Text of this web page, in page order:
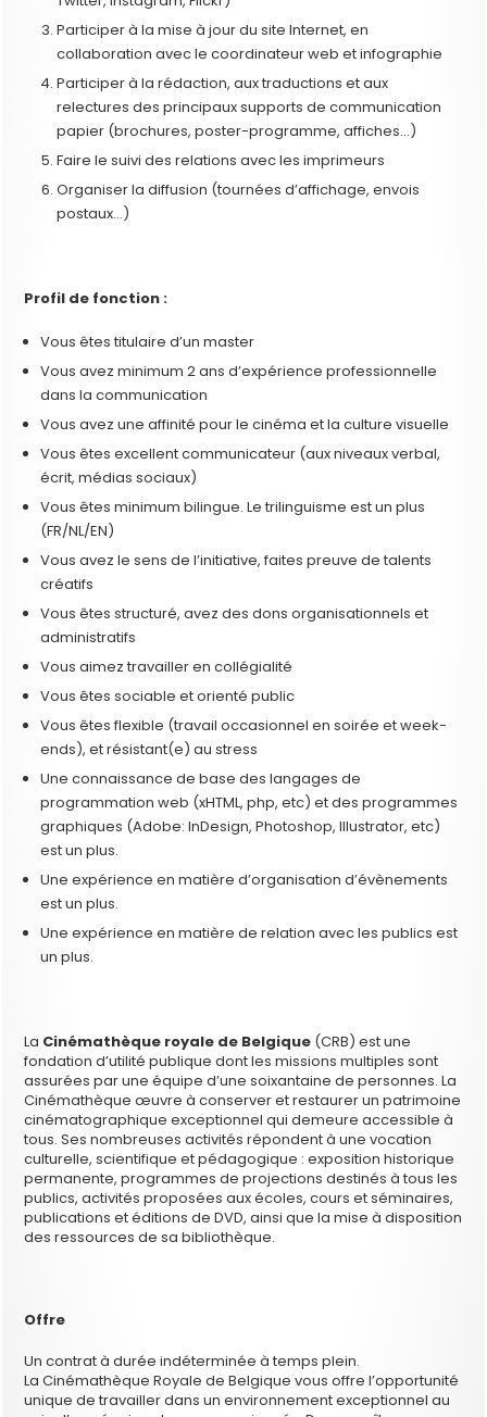
Participer à la mise à jour du site Internet, en
collaboration avec le coordinateur web et infographie
Participer à la rédaction, aux traductions et aux
relectures des principaux supports de communication
papier (brochures, poster-programme, affiches…)
Faire le suivi des relations avec les imprimeurs
Organiser la diffusion (tournées d’affichage, envois
postaux…)
Profil de fonction :
Vous êtes titulaire d’un master
Vous avez minimum 2 ans d’expérience professionnelle
dans la communication
Vous avez une affinité pour le cinéma et la culture visuelle
Vous êtes excellent communicateur (aux niveaux verbal,
écrit, médias sociaux)
Vous êtes minimum bilingue. Le trilinguisme est un plus
(FR/NL/EN)
Vous avez le sens de l’initiative, faites preuve de talents
créatifs
Vous êtes structuré, avez des dons organisationnels et
administratifs
Vous aimez travailler en collégialité
Vous êtes sociable et orienté public
Vous êtes flexible (travail occasionnel en soirée et week-
ends), et résistant(e) au stress
Une connaissance de base des langages de
programmation web (xHTML, php, etc) et des programmes
graphiques (Adobe: InDesign, Photoshop, Illustrator, etc)
est un plus.
Une expérience en matière d’organisation d’évènements
est un plus.
Une expérience en matière de relation avec les publics est
un plus.
La Cinémathèque royale de Belgique (CRB) est une
fondation d’utilité publique dont les missions multiples sont
assurées par une équipe d’une soixantaine de personnes. La
Cinémathèque œuvre à conserver et restaurer un patrimoine
cinématographique exceptionnel qui demeure accessible à
tous. Ses nombreuses activités répondent à une vocation
culturelle, scientifique et pédagogique : exposition historique
permanente, programmes de projections destinés à tous les
publics, activités proposées aux écoles, cours et séminaires,
publications et éditions de DVD, ainsi que la mise à disposition
des ressources de sa bibliothèque.
Offre
Un contrat à durée indéterminée à temps plein.
La Cinémathèque Royale de Belgique vous offre l’opportunité
unique de travailler dans un environnement exceptionnel au